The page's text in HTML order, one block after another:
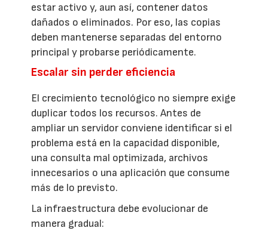
estar activo y, aun así, contener datos
dañados o eliminados. Por eso, las copias
deben mantenerse separadas del entorno
principal y probarse periódicamente.
Escalar sin perder eficiencia
El crecimiento tecnológico no siempre exige
duplicar todos los recursos. Antes de
ampliar un servidor conviene identificar si el
problema está en la capacidad disponible,
una consulta mal optimizada, archivos
innecesarios o una aplicación que consume
más de lo previsto.
La infraestructura debe evolucionar de
manera gradual: